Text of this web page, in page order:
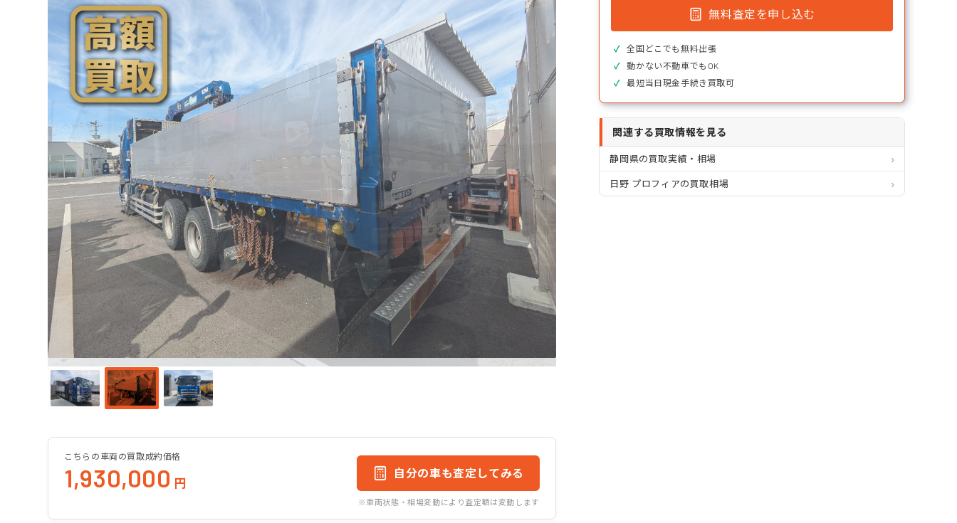
こちらの車両の買取成約価格
1,930,000 円
自分の車も査定してみる
※車両状態・相場変動により査定額は変動します
無料査定を申し込む
全国どこでも無料出張
動かない不動車でもOK
最短当日現金手続き買取可
関連する買取情報を見る
静岡県の買取実績・相場
日野 プロフィアの買取相場